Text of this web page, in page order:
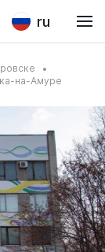
ru
на-Амуре